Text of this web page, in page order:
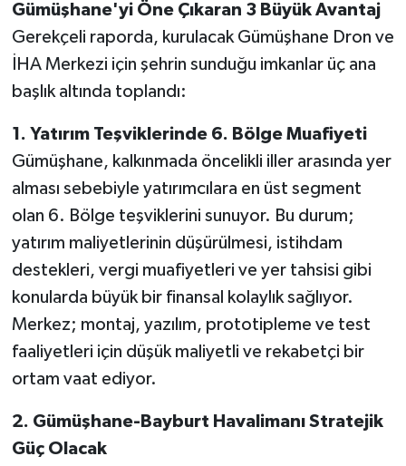
Gümüşhane'yi Öne Çıkaran 3 Büyük Avantaj
Gerekçeli raporda, kurulacak Gümüşhane Dron ve
İHA Merkezi için şehrin sunduğu imkanlar üç ana
başlık altında toplandı:
1. Yatırım Teşviklerinde 6. Bölge Muafiyeti
Gümüşhane, kalkınmada öncelikli iller arasında yer
alması sebebiyle yatırımcılara en üst segment
olan 6. Bölge teşviklerini sunuyor. Bu durum;
yatırım maliyetlerinin düşürülmesi, istihdam
destekleri, vergi muafiyetleri ve yer tahsisi gibi
konularda büyük bir finansal kolaylık sağlıyor.
Merkez; montaj, yazılım, prototipleme ve test
faaliyetleri için düşük maliyetli ve rekabetçi bir
ortam vaat ediyor.
2. Gümüşhane-Bayburt Havalimanı Stratejik
Güç Olacak